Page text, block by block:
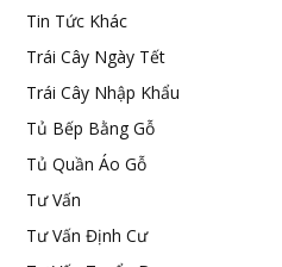
Tin Tức Khác
Trái Cây Ngày Tết
Trái Cây Nhập Khẩu
Tủ Bếp Bằng Gỗ
Tủ Quần Áo Gỗ
Tư Vấn
Tư Vấn Định Cư